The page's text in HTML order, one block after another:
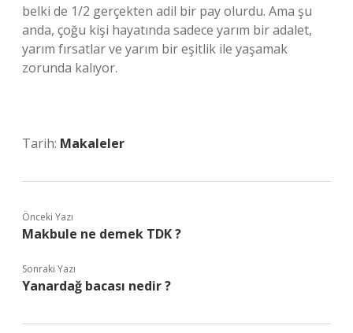
belki de 1/2 gerçekten adil bir pay olurdu. Ama şu
anda, çoğu kişi hayatında sadece yarım bir adalet,
yarım fırsatlar ve yarım bir eşitlik ile yaşamak
zorunda kalıyor.
Tarih: Makaleler
Önceki Yazı
Makbule ne demek TDK ?
Sonraki Yazı
Yanardağ bacası nedir ?